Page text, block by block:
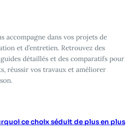
accompagne dans vos projets de
et d’entretien. Retrouvez des
détaillés et des comparatifs pour
réussir vos travaux et améliorer
ce choix séduit de plus en plus